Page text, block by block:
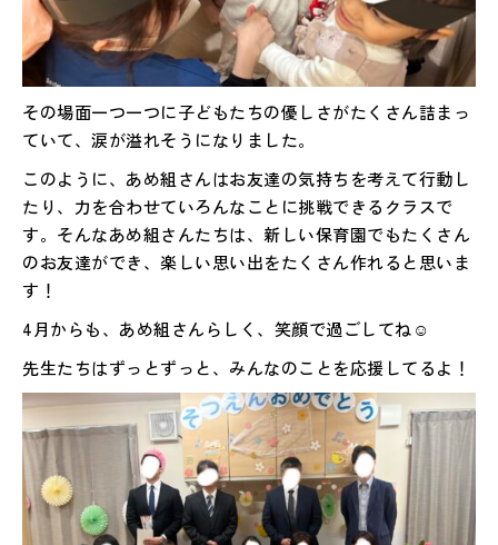
その場面一つ一つに子どもたちの優しさがたくさん詰まっ
ていて、涙が溢れそうになりました。
このように、あめ組さんはお友達の気持ちを考えて行動し
たり、力を合わせていろんなことに挑戦できるクラスで
す。そんなあめ組さんたちは、新しい保育園でもたくさん
のお友達ができ、楽しい思い出をたくさん作れると思いま
す！
4月からも、あめ組さんらしく、笑顔で過ごしてね☺️
先生たちはずっとずっと、みんなのことを応援してるよ！